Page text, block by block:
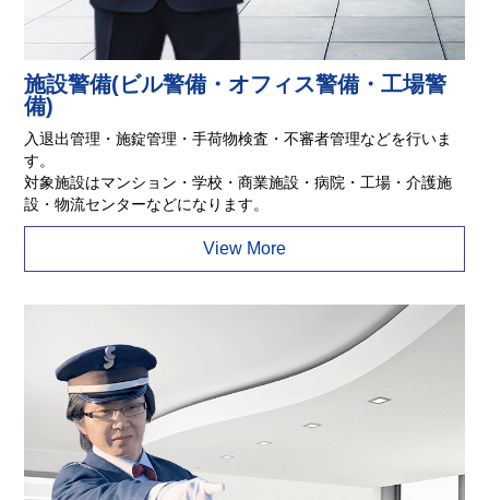
施設警備(ビル警備・オフィス警備・工場警
備)
入退出管理・施錠管理・手荷物検査・不審者管理などを行いま
す。
対象施設はマンション・学校・商業施設・病院・工場・介護施
設・物流センターなどになります。
View More